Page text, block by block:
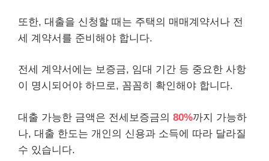
또한, 대출을 신청할 때는 주택의 매매계약서나 전
세 계약서를 준비해야 합니다.
전세 계약서에는 보증금, 임대 기간 등 중요한 사항
이 명시되어야 하므로, 꼼꼼히 확인해야 합니다.
대출 가능한 금액은 전세보증금의 80%까지 가능하
나, 대출 한도는 개인 의 신용과 소득에 따라 달라질
수 있습니다.